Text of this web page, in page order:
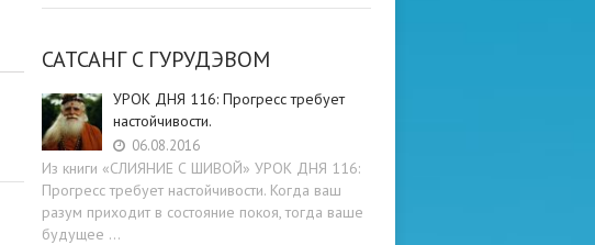
САТСАНГ C ГУРУДЭВОМ
УРОК ДНЯ 116: Прогресс требует
настойчивости.
06.08.2016
Из книги «СЛИЯНИЕ С ШИВОЙ» УРОК ДНЯ 116:
Прогресс требует настойчивости. Когда ваш
разум приходит в состояние покоя, тогда ваше
будущее …